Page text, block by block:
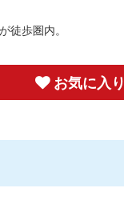
徒歩圏内。
お気に入り